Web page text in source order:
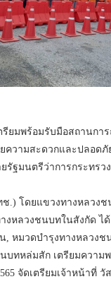
รียมพร้อมรับมือสถานกา
ความสะดวกและปลอด
รัฐมนตรีว่าการกระทรว
ช.) โดยแขวงทางหลวง
งหลวงชนบทในสังกัด ไ
หมวดบำรุงทางหลวงช
บทหล่มสัก เตรียมความ
จัดเตรียมเจ้าหน้าที่